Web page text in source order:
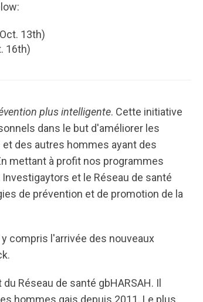
13th)
16th)
plus intelligente. Cette initiative
dans le but d'améliorer les
des autres hommes ayant des
mettant à profit nos programmes
et le Réseau de santé
de prévention et de promotion de la
compris l'arrivée des nouveaux
Réseau de santé gbHARSAH. Il
hommes gais depuis 2011. Le plus